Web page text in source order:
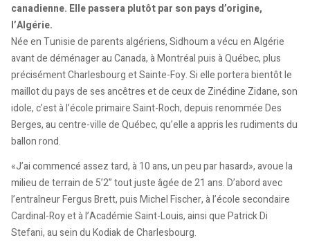
canadienne. Elle passera plutôt par son pays d’origine,
l’Algérie.
Née en Tunisie de parents algériens, Sidhoum a vécu en Algérie
avant de déménager au Canada, à Montréal puis à Québec, plus
précisément Charlesbourg et Sainte-Foy. Si elle portera bientôt le
maillot du pays de ses ancêtres et de ceux de Zinédine Zidane, son
idole, c’est à l’école primaire Saint-Roch, depuis renommée Des
Berges, au centre-ville de Québec, qu’elle a appris les rudiments du
ballon rond.
«J’ai commencé assez tard, à 10 ans, un peu par hasard», avoue la
milieu de terrain de 5’2” tout juste âgée de 21 ans. D’abord avec
l’entraîneur Fergus Brett, puis Michel Fischer, à l’école secondaire
Cardinal-Roy et à l’Académie Saint-Louis, ainsi que Patrick Di
Stefani, au sein du Kodiak de Charlesbourg.